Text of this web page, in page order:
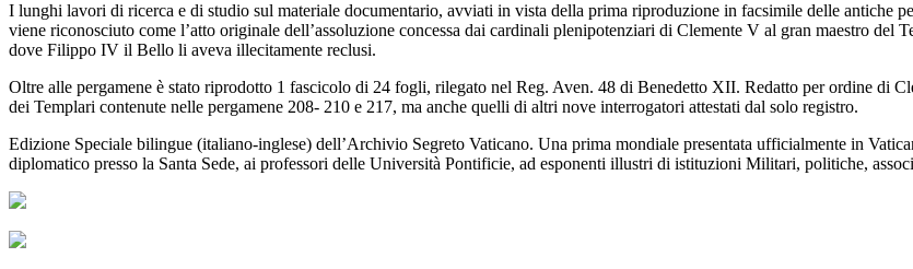
I lunghi lavori di ricerca e di studio sul materiale documentario, avviati in vista della prima riproduzione in facsimile delle antiche
viene riconosciuto come l’atto originale dell’assoluzione concessa dai cardinali plenipotenziari di Clemente V al gran maestro
dove Filippo IV il Bello li aveva illecitamente reclusi.
Oltre alle pergamene è stato riprodotto 1 fascicolo di 24 fogli, rilegato nel Reg. Aven. 48 di Benedetto XII. Redatto per ordine di
dei Templari contenute nelle pergamene 208- 210 e 217, ma anche quelli di altri nove interrogatori attestati dal solo registro.
Edizione Speciale bilingue (italiano-inglese) dell’Archivio Segreto Vaticano. Una prima mondiale presentata ufficialmente in
diplomatico presso la Santa Sede, ai professori delle Università Pontificie, ad esponenti illustri di istituzioni Militari, politiche,